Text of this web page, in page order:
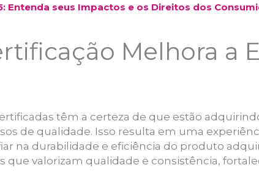
Entenda seus Impactos e os Direitos dos
Melhora a
têm a certeza de que estão
de qualidade. Isso resulta em uma
na durabilidade e eficiência do produto
que valorizam qualidade e consistência,